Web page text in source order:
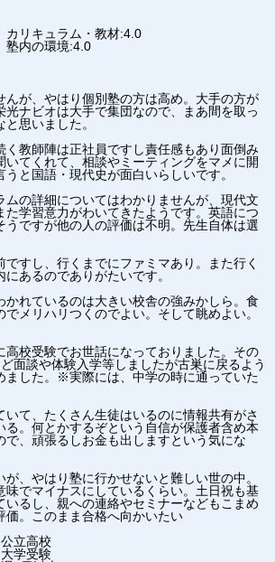
カリキュラム・教材:4.0
塾内の環境:4.0
んが、やはり個別塾の方は高め。大手の方が
光ナビオは大手で集団なので、まあ間を取っ
思いました。
く教師陣は正社員ですし責任感もあり面倒み
いてくれて、相談やミーティングをマメに開
と国語・現代史が面白いらしいです。
ムの詳細についてはわかりませんが、現代文
た学習意力がわいてきたようです。英語につ
うですが他の人の評価は不明。先生自体は選
すし、行くまでにファミマあり。また行く
あるのでありがたいです。
かれているのは大きい校舎の強みかしら。食
メリハリつくのでよい。そして眺めよい。
高校受験でお世話になっておりました。その
面談や体験入学等しましたが古巣に戻るよう
ました。※実際には、中学の時に通っていた
いて、たくさん生徒はいるのに情報共有がさ
る。何とかするぞという自信が保護者含め本
で、頑張るしお金も出しますという気にな
、やはり塾に行かせないと難しい世の中。
味でマイナスにしているくらい。土日祝も基
いるし、親への連絡やセミナーなどもこまめ
価。このまま合格へ向かいたい
公立高校
大学受験